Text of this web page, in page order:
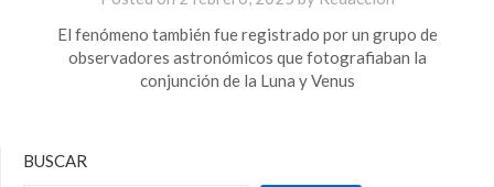
El fenómeno también fue registrado por un grupo de
observadores astronómicos que fotografiaban la
conjunción de la Luna y Venus
BUSCAR